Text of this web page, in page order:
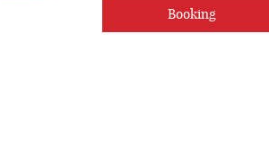
Booking